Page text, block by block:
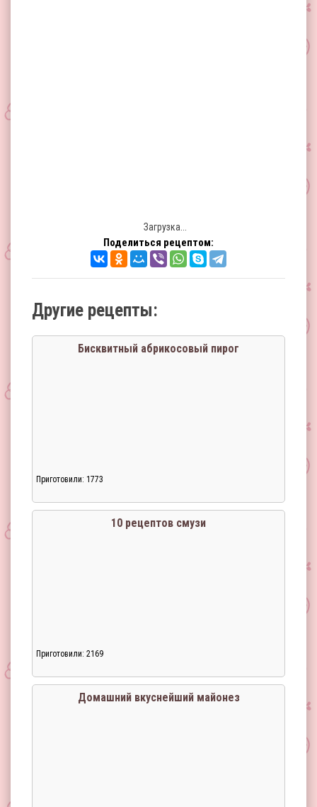
Загрузка...
Поделиться рецептом:
Другие рецепты:
Бисквитный абрикосовый пирог
Приготовили: 1773
10 рецептов смузи
Приготовили: 2169
Домашний вкуснейший майонез